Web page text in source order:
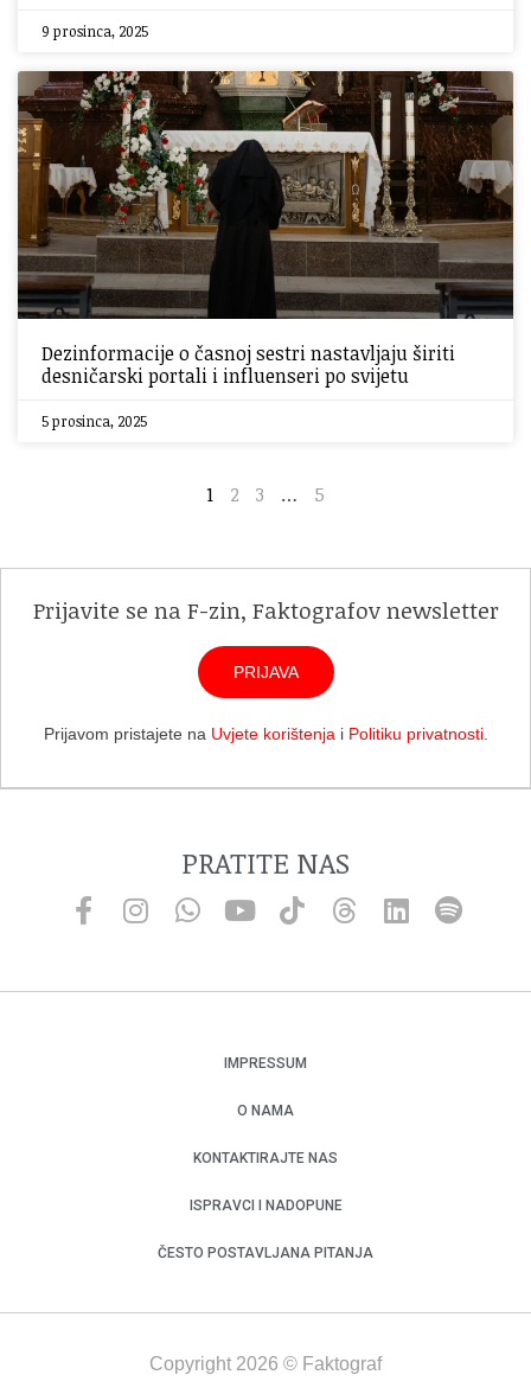
9 prosinca, 2025
Dezinformacije o časnoj sestri nastavljaju širiti
desničarski portali i influenseri po svijetu
5 prosinca, 2025
1 2 3 … 5
Prijavite se na F-zin, Faktografov newsletter
PRIJAVA
Prijavom pristajete na Uvjete korištenja i Politiku privatnosti.
PRATITE NAS
IMPRESSUM
O NAMA
KONTAKTIRAJTE NAS
ISPRAVCI I NADOPUNE
ČESTO POSTAVLJANA PITANJA
Copyright 2026 © Faktograf